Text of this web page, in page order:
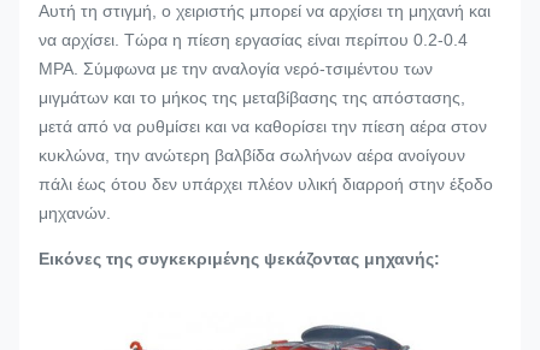
Αυτή τη στιγμή, ο χειριστής μπορεί να αρχίσει τη μηχανή και
να αρχίσει. Τώρα η πίεση εργασίας είναι περίπου 0.2-0.4
MPA. Σύμφωνα με την αναλογία νερό-τσιμέντου των
μιγμάτων και το μήκος της μεταβίβασης της απόστασης,
μετά από να ρυθμίσει και να καθορίσει την πίεση αέρα στον
κυκλώνα, την ανώτερη βαλβίδα σωλήνων αέρα ανοίγουν
πάλι έως ότου δεν υπάρχει πλέον υλική διαρροή στην έξοδο
μηχανών.
Εικόνες της συγκεκριμένης ψεκάζοντας μηχανής: